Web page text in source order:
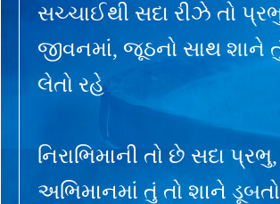
સચ્ચાઈથી સદા રીઝે તો
જીવનમાં, જૂઠનો સાથ શાને
લેતો રહે
નિરાભિમાની તો છે સદા પ્રભુ,
અભિમાનમાં તું તો શાને